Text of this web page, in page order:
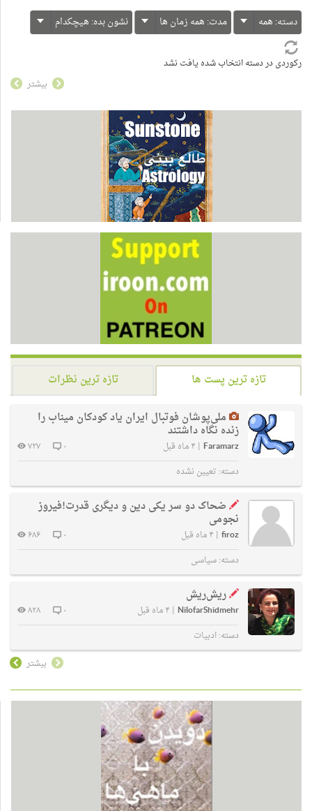
دسته: همه مدت: همه زمان ها نشون بده: هیچکدام
رکوردی در دسته انتخاب شده یافت نشد
بیشتر
تازه ترین پست ها
تازه ترین نظرات
ملی‌پوشان فوتبال ایران یاد کودکان میناب را
زنده نگاه داشتند
Faramarz
| ۴ ماه قبل ۰
۷۲۷
دسته: تعیین نشده
ضحاک دو سر یکی دین و دیگری قدرت!فیروز
نجومی
firoz
| ۴ ماه قبل ۰
۶۸۶
دسته:سیاسی
ریش‌ریش
NilofarShidmehr
| ۴ ماه قبل ۰
۸۲۸
دسته:ادبیات
بیشتر